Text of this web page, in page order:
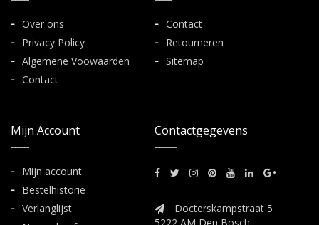
Over ons
Privacy Policy
Algemene Voowaarden
Contact
Contact
Retourneren
Sitemap
Mijn Account
Mijn account
Bestelhistorie
Verlanglijst
Contactgegevens
Docterskampstraat 5